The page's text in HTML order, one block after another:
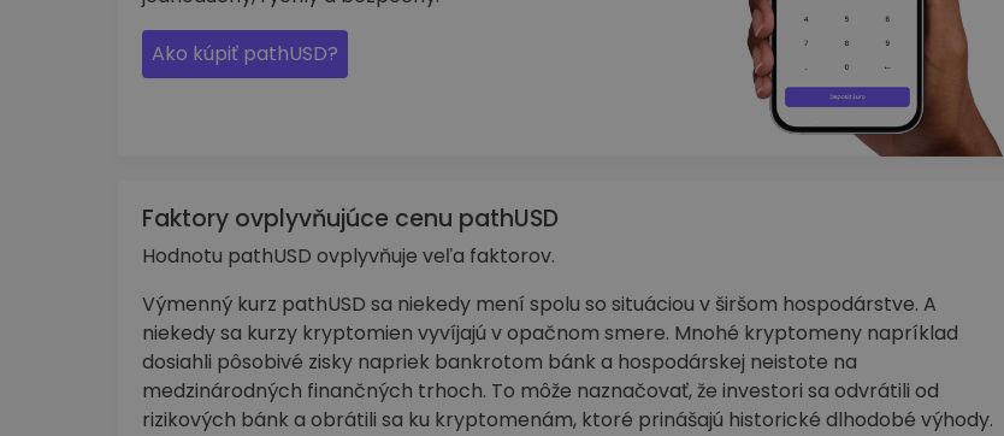
Ako kúpiť pathUSD?
Faktory ovplyvňujúce cenu pathUSD
Hodnotu pathUSD ovplyvňuje veľa faktorov.
Výmenný kurz pathUSD sa niekedy mení spolu so situáciou v širšom hospodárstve. A
niekedy sa kurzy kryptomien vyvíjajú v opačnom smere. Mnohé kryptomeny napríklad
dosiahli pôsobivé zisky napriek bankrotom bánk a hospodárskej neistote na
medzinárodných finančných trhoch. To môže naznačovať, že investori sa odvrátili od
rizikových bánk a obrátili sa ku kryptomenám, ktoré prinášajú historické dlhodobé výhody.